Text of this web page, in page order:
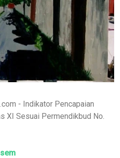
- Indikator Pencapaian
XI Sesuai Permendikbud No.